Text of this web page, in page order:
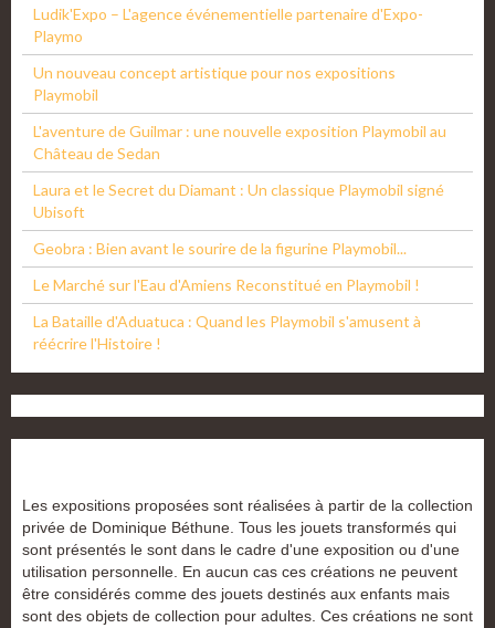
Ludik'Expo – L'agence événementielle partenaire d'Expo-
Playmo
Un nouveau concept artistique pour nos expositions
Playmobil
L'aventure de Guilmar : une nouvelle exposition Playmobil au
Château de Sedan
Laura et le Secret du Diamant : Un classique Playmobil signé
Ubisoft
Geobra : Bien avant le sourire de la figurine Playmobil...
Le Marché sur l'Eau d'Amiens Reconstitué en Playmobil !
La Bataille d'Aduatuca : Quand les Playmobil s'amusent à
réécrire l'Histoire !
Les expositions proposées sont réalisées à partir de la collection
privée de Dominique Béthune. Tous les jouets transformés qui
sont présentés le sont dans le cadre d'une exposition ou d'une
utilisation personnelle. En aucun cas ces créations ne peuvent
être considérés comme des jouets destinés aux enfants mais
sont des objets de collection pour adultes. Ces créations ne sont